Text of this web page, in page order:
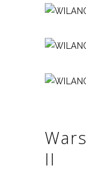
II